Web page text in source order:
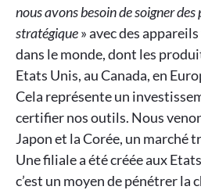
nous avons besoin de soigner
stratégique» avec des
dans le monde, dont les
Etats Unis, au Canada, en
Cela représente un
certifier nos outils. Nous
Japon et la Corée, un marché
Une filiale a été créée aux
c’est un moyen de pénétrer la